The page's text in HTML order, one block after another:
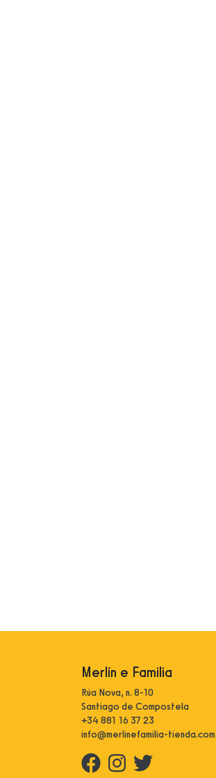
Merlín e Familia
Rúa Nova, n. 8-10
Santiago de Compostela
+34 881 16 37 23
info@merlinefamilia-tienda.com